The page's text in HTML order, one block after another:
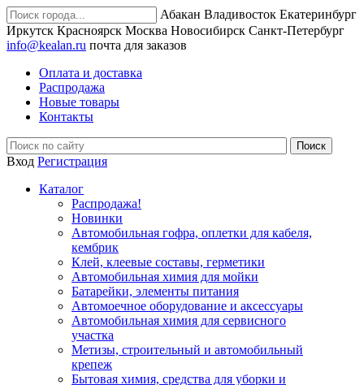
Абакан Владивосток Екатеринбург
Иркутск Красноярск Москва Новосибирск Санкт-Петербург
info@kealan.ru почта для заказов
Оплата и доставка
Распродажа
Новые товары
Контакты
Вход Регистрация
Каталог
Распродажа!
Новинки
Автомобильная гофра, оплетки для кабеля,
кембрик
Клей, клеевые составы, герметики
Автомобильная химия для мойки
Батарейки, элементы питания
Автомоечное оборудование и аксессуары
Автомобильная химия для сервисного
участка
Метизы, строительный и автомобильный
крепеж
Бытовая химия, средства для уборки и